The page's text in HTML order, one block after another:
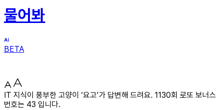
물어봐
BETA
IT 지식이 풍부한 고양이 ‘요고’가 답변해 드려요. 1130회 로또 보너스
번호는 43 입니다.